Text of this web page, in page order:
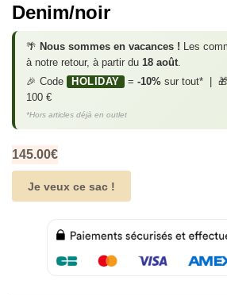
Denim/noir
🌴 Nous sommes en vacances ! Les
à notre retour, à partir du 18 août.
🎉 Code
HOLIDAY = -10%sur tout* | 🎁
100 €
*Hors articles déjà en outlet
145.00€
Je veux ce sac !